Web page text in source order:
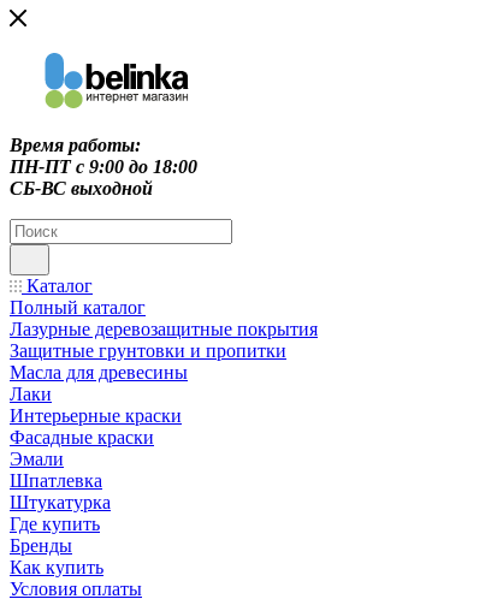
Время работы:
ПН-ПТ c 9:00 до 18:00
СБ-ВС выходной
Каталог
Полный каталог
Лазурные деревозащитные покрытия
Защитные грунтовки и пропитки
Масла для древесины
Лаки
Интерьерные краски
Фасадные краски
Эмали
Шпатлевка
Штукатурка
Где купить
Бренды
Как купить
Условия оплаты